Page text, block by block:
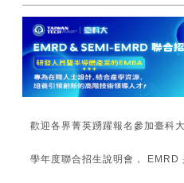
歡迎各界菁英踴躍報名參加臺科
學年度聯合招生說明會， EMRD